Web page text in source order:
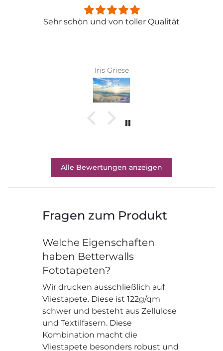
Sehr schön und von toller Qualität
Iris Griese
Alle Bewertungen anzeigen
Fragen zum Produkt
Welche Eigenschaften
haben Betterwalls
Fototapeten?
Wir drucken ausschließlich auf
Vliestapete. Diese ist 122g/qm
schwer und besteht aus Zellulose
und Textilfasern. Diese
Kombination macht die
Vliestapete besonders robust und